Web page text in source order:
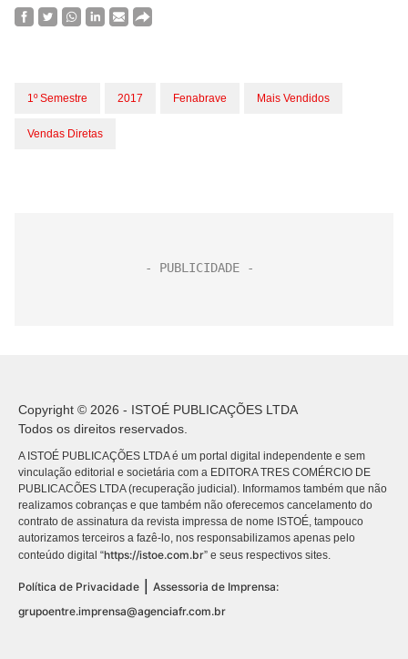
1º Semestre 2017 Fenabrave Mais Vendidos
Vendas Diretas
Copyright © 2026 - ISTOÉ PUBLICAÇÕES LTDA
Todos os direitos reservados.
A ISTOÉ PUBLICAÇÕES LTDA é um portal digital independente e sem
vinculação editorial e societária com a EDITORA TRES COMÉRCIO DE
PUBLICACÕES LTDA (recuperação judicial). Informamos também que não
realizamos cobranças e que também não oferecemos cancelamento do
contrato de assinatura da revista impressa de nome ISTOÉ, tampouco
autorizamos terceiros a fazê-lo, nos responsabilizamos apenas pelo
conteúdo digital “https://istoe.com.br” e seus respectivos sites.
Política de Privacidade
Assessoria de Imprensa:
grupoentre.imprensa@agenciafr.com.br